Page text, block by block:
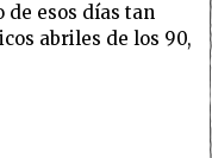
de esos días tan
abriles de los 90,